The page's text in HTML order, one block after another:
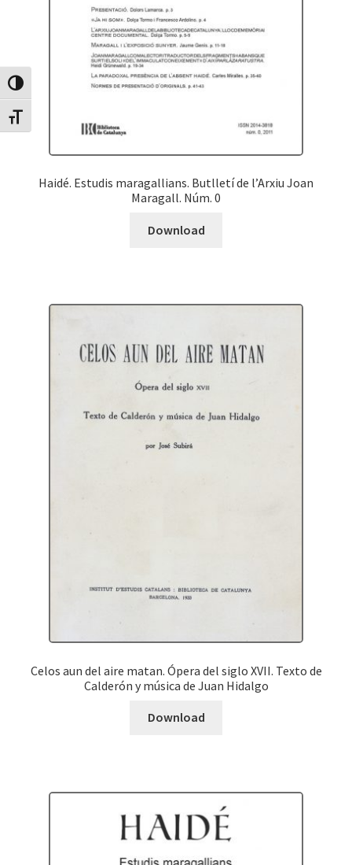
Canvia Alt Contrast
Canvia mida de lletra
Haidé. Estudis maragallians. Butlletí de l’Arxiu Joan
Maragall. Núm. 0
Download
Celos aun del aire matan. Ópera del siglo XVII. Texto de
Calderón y música de Juan Hidalgo
Download